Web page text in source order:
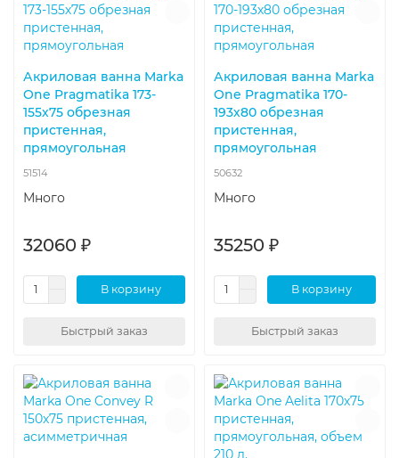
Акриловая ванна Marka
One Pragmatika 173-
155х75 обрезная
пристенная,
прямоугольная
51514
Много
32060 ₽
В корзину
Быстрый заказ
Акриловая ванна Marka
One Pragmatika 170-
193х80 обрезная
пристенная,
прямоугольная
50632
Много
35250 ₽
В корзину
Быстрый заказ